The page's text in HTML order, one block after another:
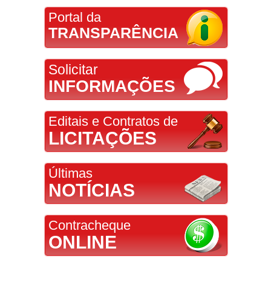
Portal da
TRANSPARÊNCIA
Solicitar
INFORMAÇÕES
Editais e Contratos de
LICITAÇÕES
Últimas
NOTÍCIAS
Contracheque
ONLINE